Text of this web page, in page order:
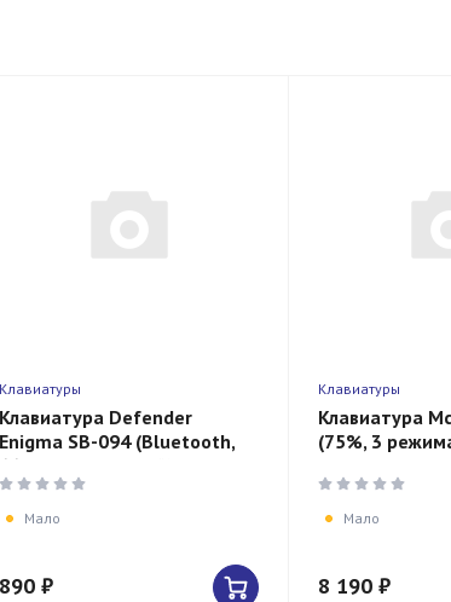
Клавиатуры
Клавиатура Defender
Enigma SB-094 (Bluetooth,
66 клавиш, черный)
Мало
890 ₽
Клавиатуры
Клавиатура
(75%, 3
Black
Мало
8 190 ₽